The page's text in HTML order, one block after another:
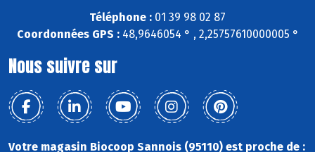
Téléphone : 01 39 98 02 87
Coordonnées GPS :48,9646054 ° , 2,25757610000005 °
Nous suivre sur
Votre magasin Biocoop Sannois (95110) est proche de :